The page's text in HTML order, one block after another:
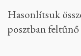
Hasonlítsuk
posztban